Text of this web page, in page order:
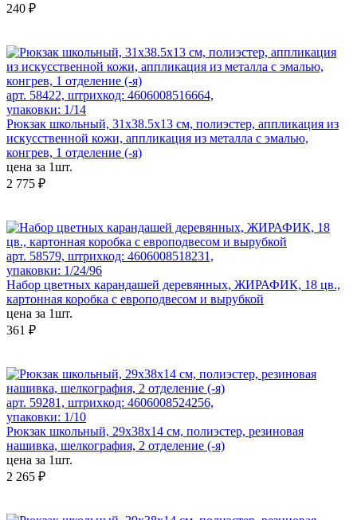
240 ₽
арт. 58422, штрихкод: 4606008516664,
упаковки: 1/14
Рюкзак школьный, 31х38.5х13 см, полиэстер, аппликация из
искусственной кожи, аппликация из металла с эмалью,
конгрев, 1 отделение (-я)
цена за 1шт.
2 775 ₽
арт. 58579, штрихкод: 4606008518231,
упаковки: 1/24/96
Набор цветных карандашей деревянных, ЖИРАФИК, 18 цв.,
картонная коробка с европодвесом и вырубкой
цена за 1шт.
361 ₽
арт. 59281, штрихкод: 4606008524256,
упаковки: 1/10
Рюкзак школьный, 29х38х14 см, полиэстер, резиновая
нашивка, шелкография, 2 отделение (-я)
цена за 1шт.
2 265 ₽